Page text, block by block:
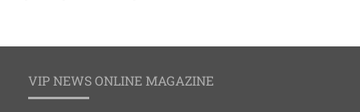
VIP NEWS ONLINE MAGAZINE